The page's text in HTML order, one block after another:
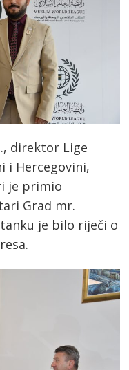
direktor Lige
i Hercegovini,
je primio
Grad mr.
je bilo riječi o